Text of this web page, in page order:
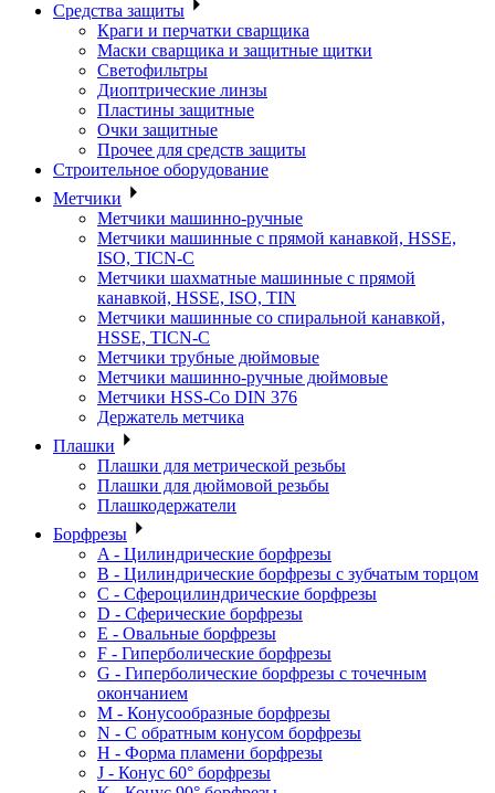
Средства защиты
Краги и перчатки сварщика
Маски сварщика и защитные щитки
Светофильтры
Диоптрические линзы
Пластины защитные
Очки защитные
Прочее для средств защиты
Строительное оборудование
Метчики
Метчики машинно-ручные
Метчики машинные с прямой канавкой, HSSE,
ISO, TICN-C
Метчики шахматные машинные с прямой
канавкой, HSSE, ISO, TIN
Метчики машинные со спиральной канавкой,
HSSE, TICN-C
Метчики трубные дюймовые
Метчики машинно-ручные дюймовые
Метчики HSS-Co DIN 376
Держатель метчика
Плашки
Плашки для метрической резьбы
Плашки для дюймовой резьбы
Плашкодержатели
Борфрезы
A - Цилиндрические борфрезы
B - Цилиндрические борфрезы с зубчатым торцом
C - Сфероцилиндрические борфрезы
D - Сферические борфрезы
E - Овальные борфрезы
F - Гиперболические борфрезы
G - Гиперболические борфрезы с точечным
окончанием
M - Конусообразные борфрезы
N - С обратным конусом борфрезы
H - Форма пламени борфрезы
J - Конус 60° борфрезы